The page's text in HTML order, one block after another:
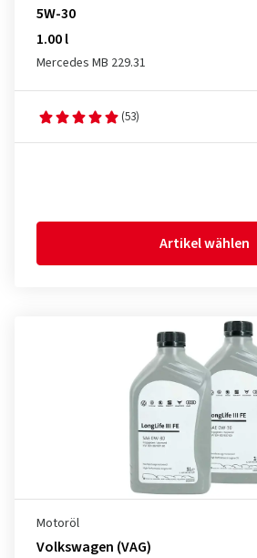
5W-30
1.00 l
Mercedes MB 229.31
(53)
Artikel wählen
Motoröl
Volkswagen (VAG)